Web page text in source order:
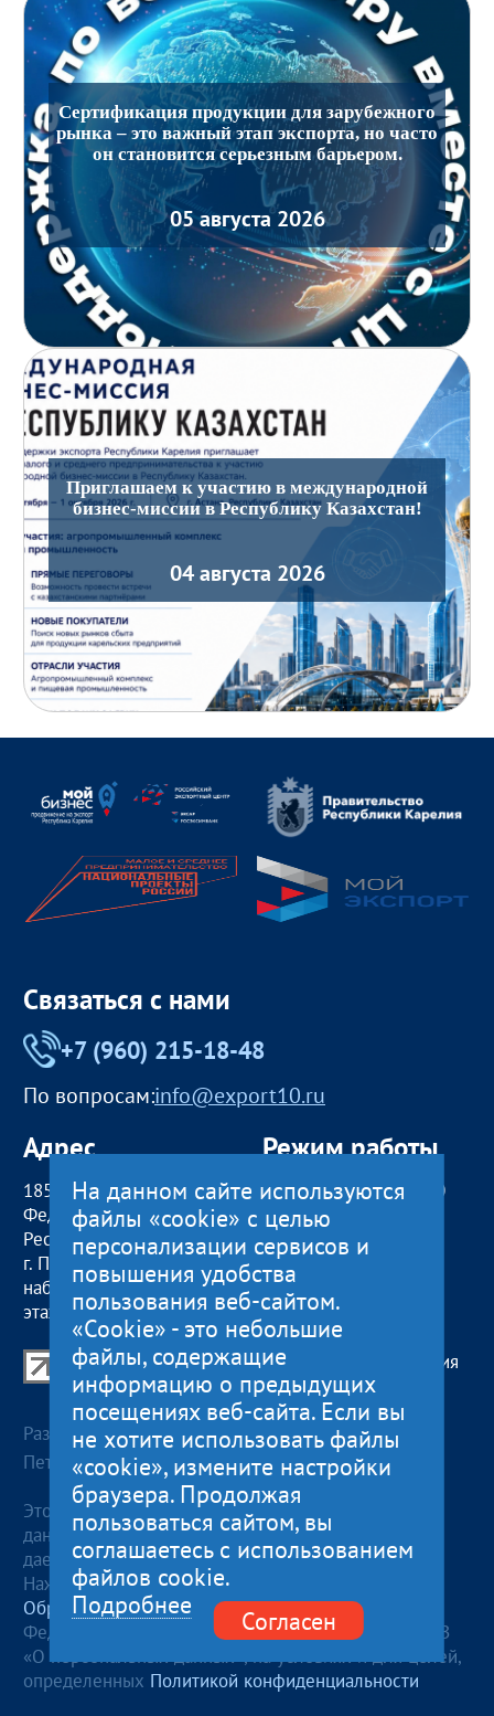
Сертификация продукции для зарубежного
рынка – это важный этап экспорта, но часто
он становится серьезным барьером.
05 августа 2026
Приглашаем к участию в международной
бизнес-миссии в Республику Казахстан!
04 августа 2026
Связаться с нами
+7 (960) 215-18-48
По вопросам:info@export10.ru
Адрес
185000, Российская
Федерация,
Республика Карелия
г. Петрозаводск,
наб. Гюллинга, 11 / 2
этаж, офис 2
Режим работы
пн — чт:09:00 — 18:00
пт:09:00 — 17:00
обед с 13:00 до 14:00
сб, вс
Центр поддержки экспорта Республики Карелия
© 2012—2024
Разработка и поддержка сайта — «Артлекс», г.
Петрозаводск
Этот сайт использует файлы cookies для хранения
данных. Продолжая использовать данный сайт, Вы
даете согласие на работу с этими файлами.
Нажимая кнопку «Отправить», я даю согласие на
Обработку персональных данных, в соответствии с
Федеральным законом от 27.07.2006 года №152-ФЗ
«О персональных данных», на условиях и для целей,
определенных Политикой конфиденциальности
На данном сайте используются
файлы «cookie» с целью
персонализации сервисов и
повышения удобства
пользования веб-сайтом.
«Cookie» - это небольшие
файлы, содержащие
информацию о предыдущих
посещениях веб-сайта. Если вы
не хотите использовать файлы
«cookie», измените настройки
браузера. Продолжая
пользоваться сайтом, вы
соглашаетесь с использованием
файлов cookie.
Подробнее
Согласен